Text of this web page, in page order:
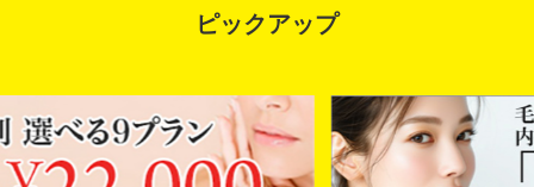
ピックアップ